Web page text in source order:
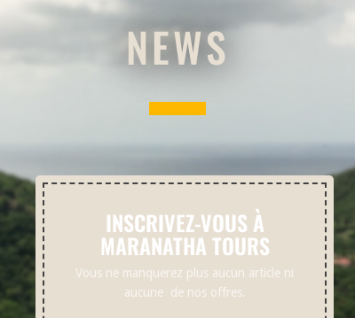
NEWS
INSCRIVEZ-VOUS À
MARANATHA TOURS
Vous ne manquerez plus aucun article ni
aucune de nos offres.